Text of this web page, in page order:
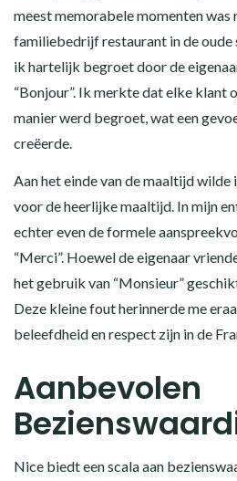
meest memorabele momenten was
familiebedrijf restaurant in de
ik hartelijk begroet door de
“Bonjour”. Ik merkte dat elke klant
manier werd begroet, wat een
creëerde.
Aan het einde van de maaltijd wilde
voor de heerlijke maaltijd. In mijn
echter even de formele
“Merci”. Hoewel de eigenaar
het gebruik van “Monsieur”
Deze kleine fout herinnerde me
beleefdheid en respect zijn in de
Aanbevolen
Nice biedt een scala aan